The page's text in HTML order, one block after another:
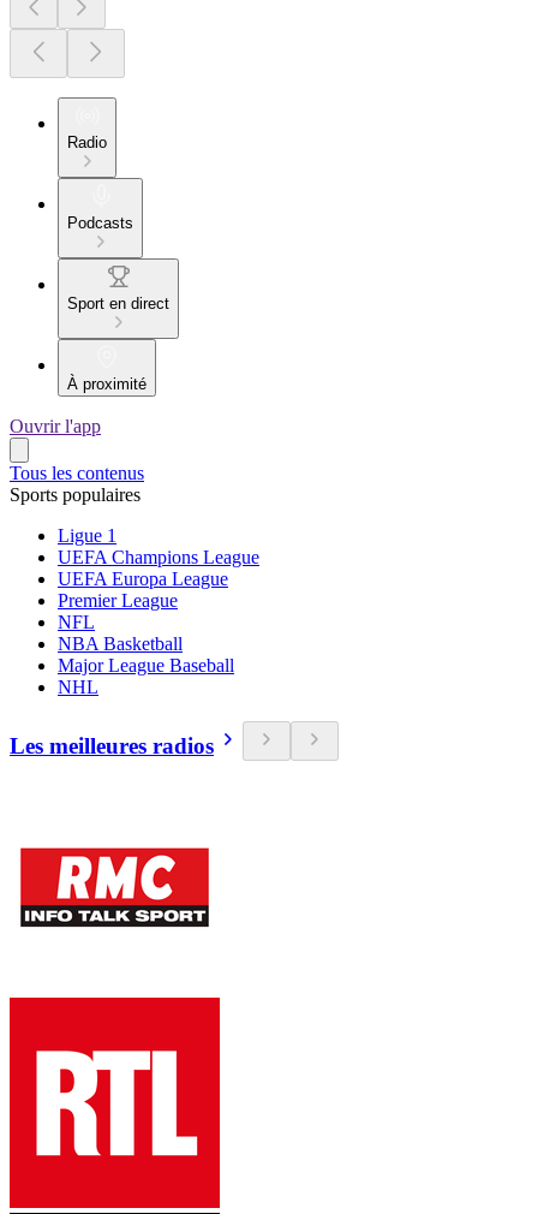
Radio
Podcasts
Sport en direct
À proximité
Ouvrir l'app
Tous les contenus
Sports populaires
Ligue 1
UEFA Champions League
UEFA Europa League
Premier League
NFL
NBA Basketball
Major League Baseball
NHL
Les meilleures radios